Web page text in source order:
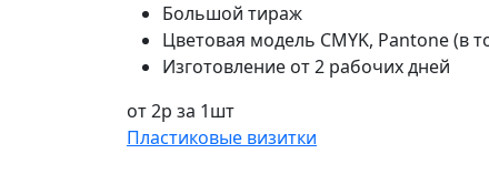
Большой тираж
Цветовая модель CMYK, Pantone (в
Изготовление от 2 рабочих дней
от 2р за 1шт
Пластиковые визитки